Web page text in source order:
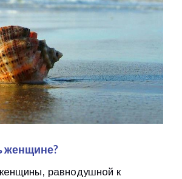
женщине?
равнодушной к